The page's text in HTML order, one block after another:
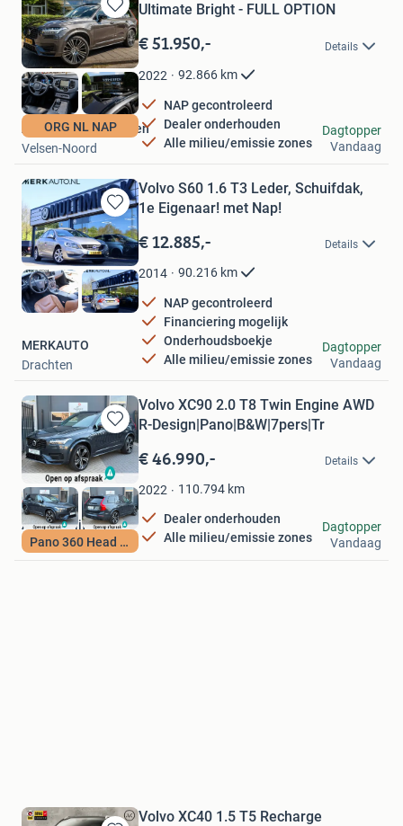
Bewaren
in
Mijn
Favorieten
ORG NL NAP
Ultimate Bright - FULL OPTION
€ 51.950,- Details
2022 92.866 km
NAP gecontroleerd
Dealer onderhouden
Alle milieu/emissie zones
Autobedrijf Verhoefen
Velsen-Noord
Dagtopper
Vandaag
Bewaren
in
Mijn
Favorieten
Volvo S60 1.6 T3 Leder, Schuifdak,
1e Eigenaar! met Nap!
€ 12.885,- Details
2014 90.216 km
NAP gecontroleerd
Financiering mogelijk
Onderhoudsboekje
Alle milieu/emissie zones
MERKAUTO
Drachten
Dagtopper
Vandaag
Bewaren
in
Mijn
Favorieten
Pano 360 Head up
Volvo XC90 2.0 T8 Twin Engine AWD
R-Design|Pano|B&W|7pers|Tr
€ 46.990,- Details
2022 110.794 km
Dealer onderhouden
Alle milieu/emissie zones
Autobedrijf S.A.E.
Dordrecht
Dagtopper
Vandaag
Volvo XC40 1.5 T5 Recharge